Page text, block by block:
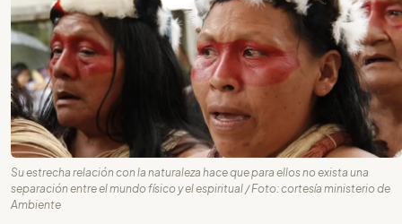
Su estrecha relación con la naturaleza hace que para ellos no exista una
separación entre el mundo físico y el espiritual / Foto: cortesía ministerio de
Ambiente